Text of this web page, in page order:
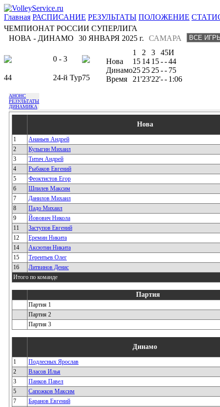
Главная РАСПИСАНИЕ РЕЗУЛЬТАТЫ ПОЛОЖЕНИЕ
ЧЕМПИОНАТ РОССИИ СУПЕРЛИГА
НОВА - ДИНАМО
САМАРА
30 ЯНВАРЯ 2025 г.
0 - 3
44 24-й Тур75
1 2 3 45И
Нова
15 14 15--44
Динамо25 25 25-- 75
Время
21'23'22'-- 1:06
АНОНС
РЕЗУЛЬТАТЫ
ДИНАМИКА
Нова
1
Ананьев Андрей
2
Кулыгин Михаил
3
Титич Андрей
4
Рыбаков Евгений
5
Феоктистов Егор
6
Шпилев Максим
7
Данилов Михаил
8
Падо Михаил
9
Йовович Никола
11
Заступов Евгений
12
Еремин Никита
14
Аксютин Никита
15
Терентьев Олег
16
Литвинов Денис
Итого по команде
Партия
Партия 1
Партия 2
Партия 3
Динамо
1
Подлесных Ярослав
2
Власов Илья
3
Панков Павел
5
Сапожков Максим
7
Баранов Евгений